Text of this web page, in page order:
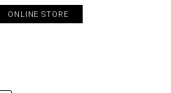
ONLINE STORE